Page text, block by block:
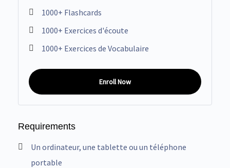
1000+ Flashcards
1000+ Exercices d'écoute
1000+ Exercices de Vocabulaire
Enroll Now
Requirements
Un ordinateur, une tablette ou un téléphone
portable